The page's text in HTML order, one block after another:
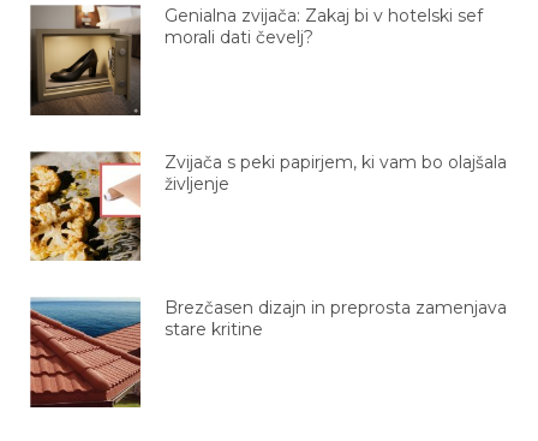
Genialna zvijača: Zakaj bi v hotelski sef
morali dati čevelj?
Zvijača s peki papirjem, ki vam bo olajšala
življenje
Brezčasen dizajn in preprosta zamenjava
stare kritine